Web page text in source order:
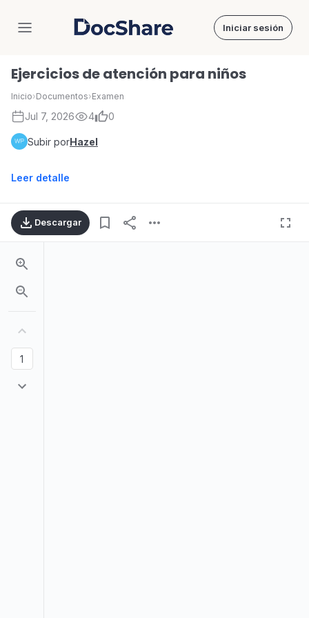
DocShare Iniciar sesión
Ejercicios de atención para niños
Inicio›Documentos›Examen
Jul 7, 2026 4 0
Subir porHazel
Leer detalle
Descargar